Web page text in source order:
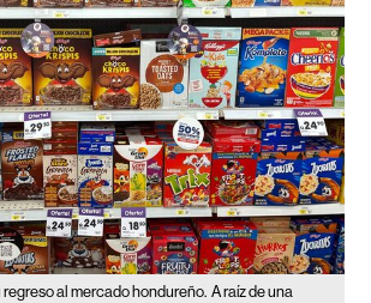
regreso al mercado hondureño. A raíz de una